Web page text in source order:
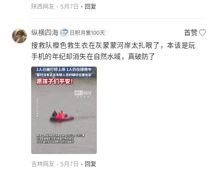
陕西网友 5月7日 回复
纵横四海
首赞
搜救队橙色救生衣在灰蒙蒙河岸太扎眼了，本该是玩
手机的年纪却消失在自然水域，真破防了
吉林网友 5月7日 回复